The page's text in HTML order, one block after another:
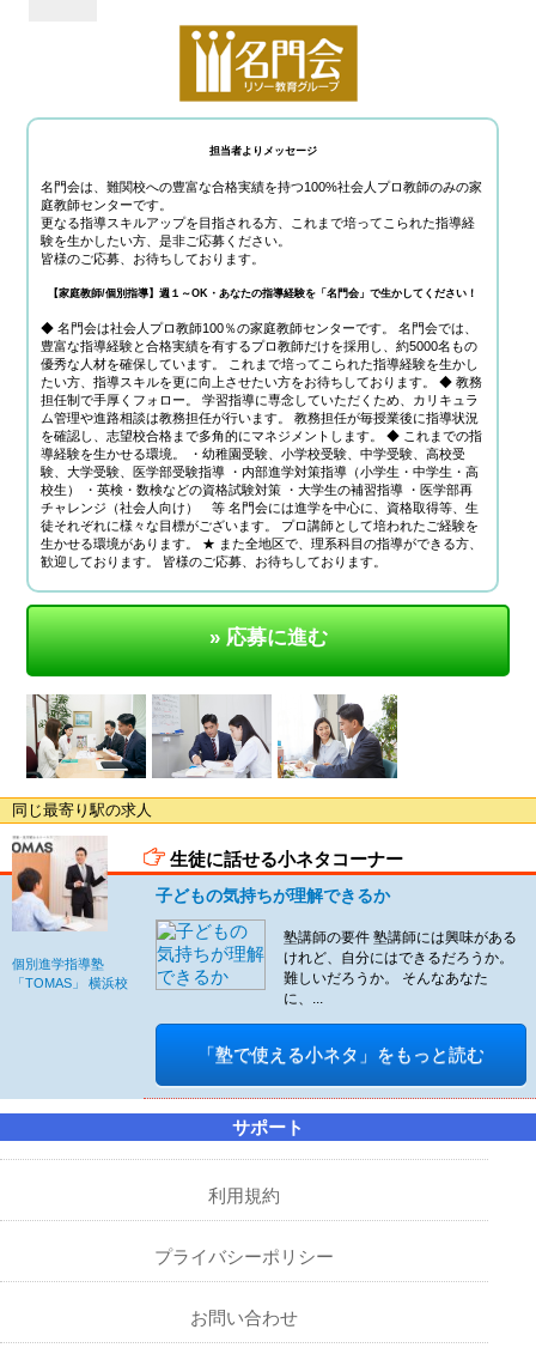
担当者よりメッセージ
名門会は、難関校への豊富な合格実績を持つ100%社会人プロ教師のみの家
庭教師センターです。
更なる指導スキルアップを目指される方、これまで培ってこられた指導経
験を生かしたい方、是非ご応募ください。
皆様のご応募、お待ちしております。
【家庭教師/個別指導】週１～OK・あなたの指導経験を「名門会」で生かしてください！
◆ 名門会は社会人プロ教師100％の家庭教師センターです。 名門会では、
豊富な指導経験と合格実績を有するプロ教師だけを採用し、約5000名もの
優秀な人材を確保しています。 これまで培ってこられた指導経験を生かし
たい方、指導スキルを更に向上させたい方をお待ちしております。 ◆ 教務
担任制で手厚くフォロー。 学習指導に専念していただくため、カリキュラ
ム管理や進路相談は教務担任が行います。 教務担任が毎授業後に指導状況
を確認し、志望校合格まで多角的にマネジメントします。 ◆ これまでの指
導経験を生かせる環境。 ・幼稚園受験、小学校受験、中学受験、高校受
験、大学受験、医学部受験指導 ・内部進学対策指導（小学生・中学生・高
校生） ・英検・数検などの資格試験対策 ・大学生の補習指導 ・医学部再
チャレンジ（社会人向け） 等 名門会には進学を中心に、資格取得等、生
徒それぞれに様々な目標がございます。 プロ講師として培われたご経験を
生かせる環境があります。 ★ また全地区で、理系科目の指導ができる方、
歓迎しております。 皆様のご応募、お待ちしております。
» 応募に進む
同じ最寄り駅の求人
個別進学指導塾
「TOMAS」 横浜校
生徒に話せる小ネタコーナー
子どもの気持ちが理解できるか
塾講師の要件 塾講師には興味がある
けれど、自分にはできるだろうか。
難しいだろうか。 そんなあなた
に、...
「塾で使える小ネタ」をもっと読む
サポート
利用規約
プライバシーポリシー
お問い合わせ